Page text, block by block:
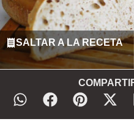
SALTAR A LA RECETA